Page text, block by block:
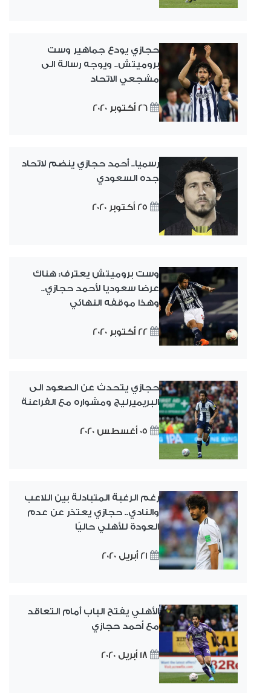
حجازي يودع جماهير وست
بروميتش.. ويوجه رسالة الى
مشجعي الاتحاد
26 أكتوبر 2020
رسميا.. أحمد حجازي ينضم لاتحاد
جده السعودي
25 أكتوبر 2020
وست بروميتش يعترف: هناك
عرضا سعوديا لأحمد حجازي..
وهذا موقفه النهائي
22 أكتوبر 2020
حجازي يتحدث عن الصعود الى
البريميرليج ومشواره مع الفراعنة
05 أغسطس 2020
رغم الرغبة المتبادلة بين اللاعب
والنادي.. حجازي يعتذر عن عدم
العودة للأهلي حاليًا
21 أبريل 2020
الأهلي يفتح الباب أمام التعاقد
مع أحمد حجازي
18 أبريل 2020